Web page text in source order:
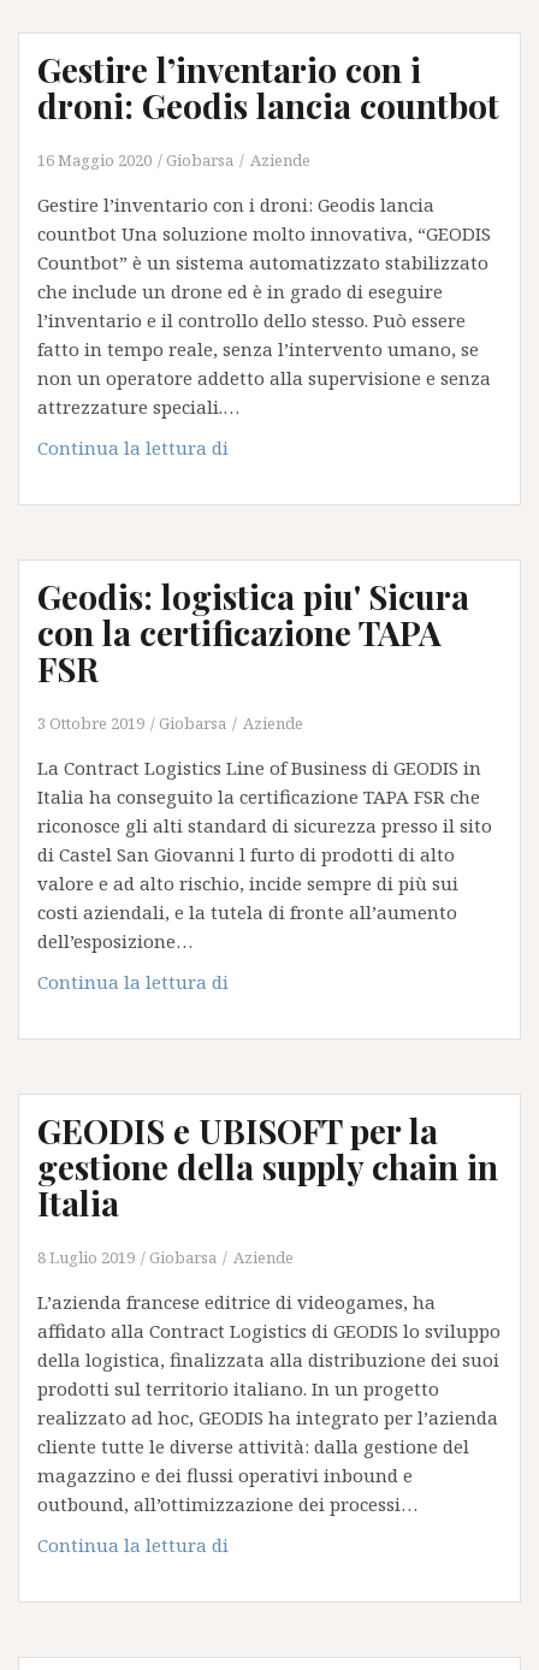
E-
COMMERCE
UN
NUOVO
SERVIZIO
CONSEGNA
INTERCONTINENTALE
DIRETTO
AL
CLIENTE
Gestire l’inventario con i
droni: Geodis lancia countbot
16 Maggio 2020 Giobarsa Aziende
Gestire l’inventario con i droni: Geodis lancia
countbot Una soluzione molto innovativa, “GEODIS
Countbot” è un sistema automatizzato stabilizzato
che include un drone ed è in grado di eseguire
l’inventario e il controllo dello stesso. Può essere
fatto in tempo reale, senza l’intervento umano, se
non un operatore addetto alla supervisione e senza
attrezzature speciali.…
Continua la lettura di
con
droni:
Geodis
lancia
countbot
Geodis: logistica piu' Sicura
con la certificazione TAPA
FSR
3 Ottobre 2019 Giobarsa Aziende
La Contract Logistics Line of Business di GEODIS in
Italia ha conseguito la certificazione TAPA FSR che
riconosce gli alti standard di sicurezza presso il sito
di Castel San Giovanni l furto di prodotti di alto
valore e ad alto rischio, incide sempre di più sui
costi aziendali, e la tutela di fronte all’aumento
dell’esposizione…
Continua la lettura di
piu'
con
la
certificazione
TAPA
GEODIS e UBISOFT per la
gestione della supply chain in
Italia
8 Luglio 2019 Giobarsa Aziende
L’azienda francese editrice di videogames, ha
affidato alla Contract Logistics di GEODIS lo sviluppo
della logistica, finalizzata alla distribuzione dei suoi
prodotti sul territorio italiano. In un progetto
realizzato ad hoc, GEODIS ha integrato per l’azienda
cliente tutte le diverse attività: dalla gestione del
magazzino e dei flussi operativi inbound e
outbound, all’ottimizzazione dei processi…
Continua la lettura di
UBISOFT
la